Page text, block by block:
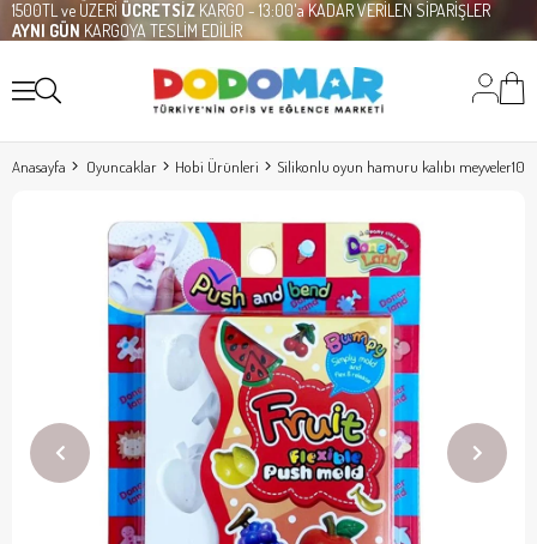
1500TL ve ÜZERİ ÜCRETSİZ KARGO - 13:00'a KADAR VERİLEN SİPARİŞLER
AYNI GÜN KARGOYA TESLİM EDİLİR
Anasayfa Oyuncaklar Hobi Ürünleri Silikonlu oyun hamuru kalıbı meyveler10